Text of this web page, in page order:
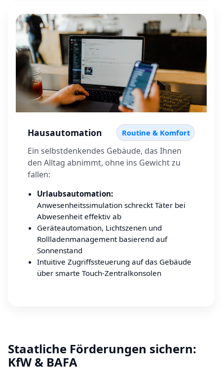
Hausautomation Routine & Komfort
Ein selbstdenkendes Gebäude, das Ihnen
den Alltag abnimmt, ohne ins Gewicht zu
fallen:
Urlaubsautomation:
Anwesenheitssimulation schreckt Täter bei
Abwesenheit effektiv ab
Geräteautomation, Lichtszenen und
Rollladenmanagement basierend auf
Sonnenstand
Intuitive Zugriffssteuerung auf das Gebäude
über smarte Touch-Zentralkonsolen
Staatliche Förderungen sichern:
KfW & BAFA